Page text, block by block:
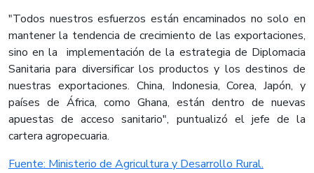
"Todos nuestros esfuerzos están encaminados no solo en
mantener la tendencia de crecimiento de las exportaciones,
sino en la implementación de la estrategia de Diplomacia
Sanitaria para diversificar los productos y los destinos de
nuestras exportaciones. China, Indonesia, Corea, Japón, y
países de África, como Ghana, están dentro de nuevas
apuestas de acceso sanitario", puntualizó el jefe de la
cartera agropecuaria.
Fuente: Ministerio de Agricultura y Desarrollo Rural.